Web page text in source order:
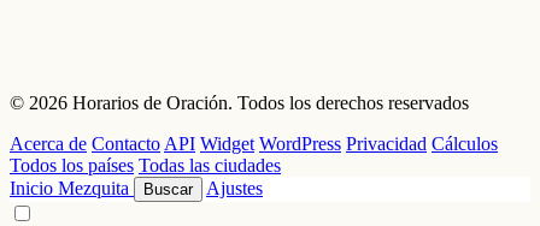
© 2026 Horarios de Oración. Todos los derechos reservados
Acerca de Contacto API Widget WordPress Privacidad Cálculos
Todos los países Todas las ciudades
Inicio Mezquita Buscar Ajustes